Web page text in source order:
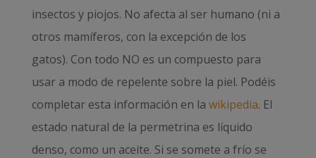
insectos y piojos. No afecta al ser humano (ni a
otros mamíferos, con la excepción de los
gatos). Con todo NO es un compuesto para
usar a modo de repelente sobre la piel. Podéis
completar esta información en la wikipedia. El
estado natural de la permetrina es líquido
denso, como un aceite. Si se somete a frío se